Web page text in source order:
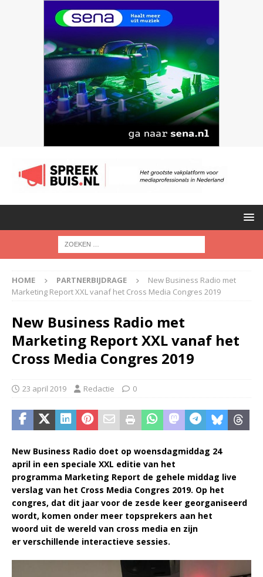
HOME PARTNERBIJDRAGE
New Business Radio met
Marketing Report XXL vanaf het Cross Media Congres 2019
New Business Radio met
Marketing Report XXL vanaf het
Cross Media Congres 2019
23 april 2019 Redactie 0
New Business Radio doet op woensdagmiddag 24
april in een speciale XXL editie van het
programma Marketing Report de gehele middag live
verslag van het Cross Media Congres 2019. Op het
congres, dat dit jaar voor de zesde keer georganiseerd
wordt, komen onder meer topsprekers aan het
woord uit de wereld van cross media en zijn
er verschillende interactieve sessies.